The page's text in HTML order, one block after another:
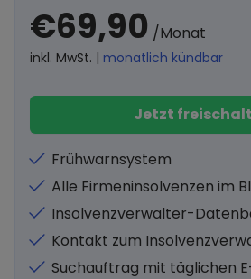
€69,90 /Monat
inkl. MwSt. | monatlich kündbar
Jetzt
Frühwarnsystem
Alle Firmeninsolvenzen im
Insolvenzverwalter-
Kontakt zum
Suchauftrag mit täglichen